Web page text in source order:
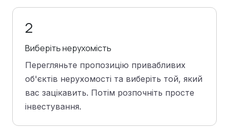
2
Виберіть нерухомість
Перегляньте пропозицію привабливих
об'єктів нерухомості та виберіть той, який
вас зацікавить. Потім розпочніть просте
інвестування.